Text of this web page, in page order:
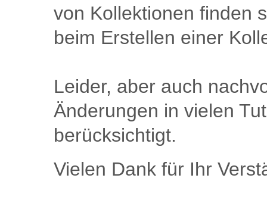
von Kollektionen finden
beim Erstellen einer
Leider, aber auch
Änderungen in vielen
berücksichtigt.
Vielen Dank für Ihr